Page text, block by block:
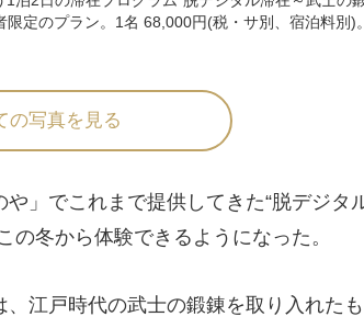
定のプラン。1名 68,000円(税・サ別、宿泊料別)
の写真を見る
」でこれまで提供してきた“脱デジタ
の冬から体験できるようになった。
江戸時代の武士の鍛錬を取り入れた